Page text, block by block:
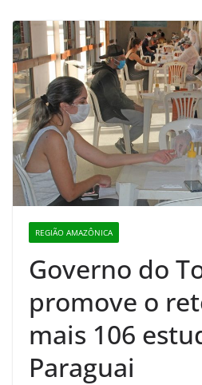
REGIÃO AMAZÔNICA
Governo do
promove o
mais 106
Paraguai